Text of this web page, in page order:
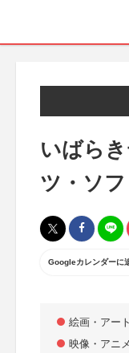
いばら
ツ・ソ
Googleカレンダーに
絵画・アート
映像・アニ